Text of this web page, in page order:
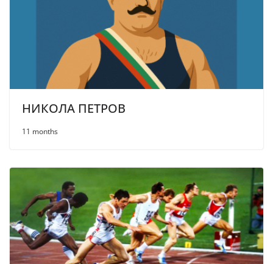
НИКОЛА ПЕТРОВ
11 months